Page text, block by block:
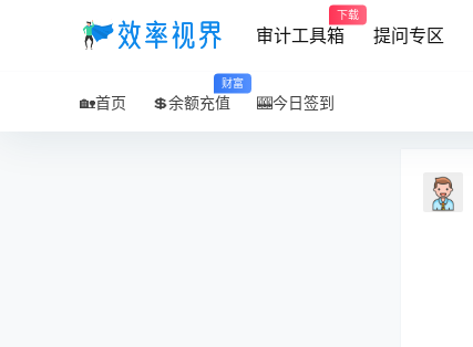
审计工具箱
下载
提问专区
🏡首页 💲余额充值
财富
🎰今日签到